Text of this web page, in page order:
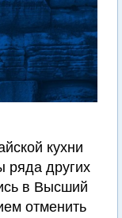
кухни
ряда других
в Высший
отменить